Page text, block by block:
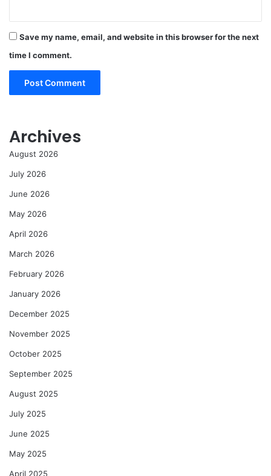
Save my name, email, and website in this browser for the next
time I comment.
Archives
August 2026
July 2026
June 2026
May 2026
April 2026
March 2026
February 2026
January 2026
December 2025
November 2025
October 2025
September 2025
August 2025
July 2025
June 2025
May 2025
April 2025